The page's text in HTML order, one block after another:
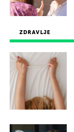
ZDRAVLJE